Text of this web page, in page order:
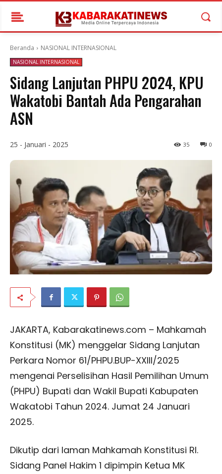
Beranda NASIONAL INTERNASIONAL
NASIONAL INTERNASIONAL
Sidang Lanjutan PHPU 2024, KPU
Wakatobi Bantah Ada Pengarahan
ASN
25 - Januari - 2025 0
35
JAKARTA, Kabarakatinews.com – Mahkamah
Konstitusi (MK) menggelar Sidang Lanjutan
Perkara Nomor 61/PHPU.BUP-XXIII/2025
mengenai Perselisihan Hasil Pemilihan Umum
(PHPU) Bupati dan Wakil Bupati Kabupaten
Wakatobi Tahun 2024. Jumat 24 Januari
2025.
Dikutip dari laman Mahkamah Konstitusi RI.
Sidang Panel Hakim 1 dipimpin Ketua MK